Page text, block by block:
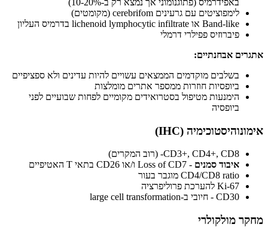
לימפוציטים עם גרעינים cerebrifom (מקומטים)
Band-like או lichenoid lymphocytic infiltrate בדרמיס העליון
פיברוזיס פפילרי דרמלי
אתגרים אבחנתיים:
בשלבים מוקדמים הממצאים עשויים להיות עדינים ולא ספציפיים
ביופסיות חוזרות ממספר אתרים מומלצות
הימנעות מטיפול בסטרואידים מקומיים לפחות שבועיים לפני
ביופסיה
אימונוהיסטוכימיה (IHC)
CD3+, CD4+, CD8- (רוב המקרים)
איבוד סמנים - Loss of CD7 ו/או CD26 בתאי T האטיפיים
CD4/CD8 ratio מוגבר בעור
Ki-67 להערכת פרוליפרציה
CD30 - חיובי ב-large cell transformation
מחקר מולקולרי